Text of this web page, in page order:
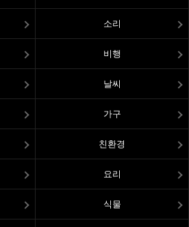
소리
비행
날씨
가구
친환경
요리
식물